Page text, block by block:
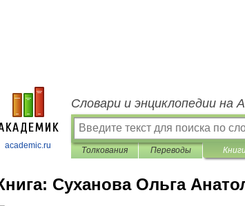
academic.ru
Словари и энциклопедии на
Толкования Переводы
Суханова Ольга